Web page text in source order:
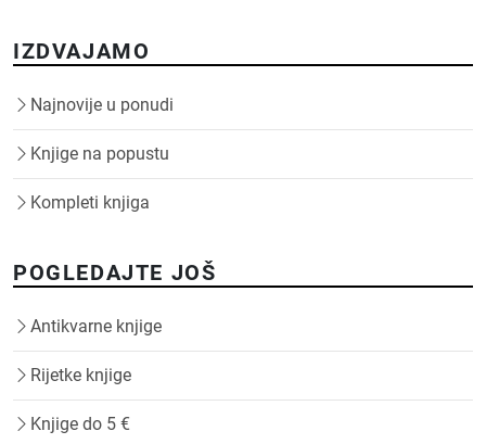
IZDVAJAMO
Najnovije u ponudi
Knjige na popustu
Kompleti knjiga
POGLEDAJTE JOŠ
Antikvarne knjige
Rijetke knjige
Knjige do 5 €